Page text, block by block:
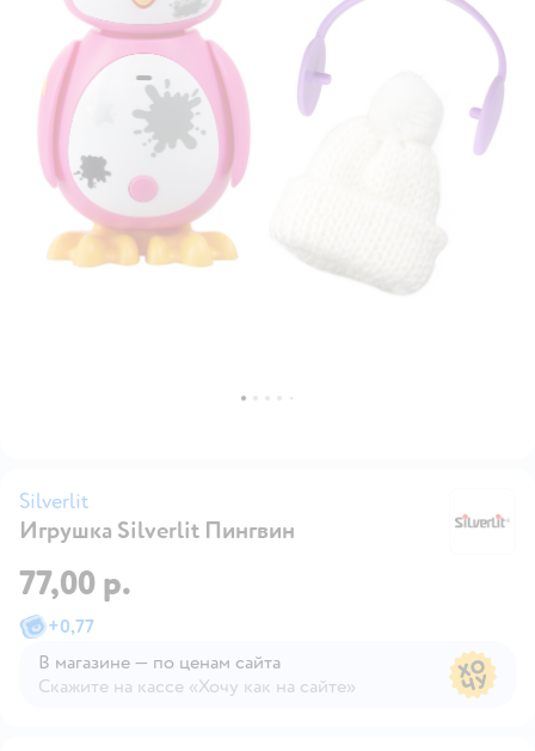
Silverlit
Игрушка Silverlit Пингвин
77,00 р.
+0,77
В магазине — по ценам сайта
Скажите на кассе «Хочу как на сайте»